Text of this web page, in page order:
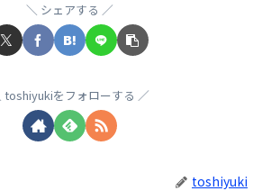
シェアする
toshiyukiをフォローする
toshiyuki